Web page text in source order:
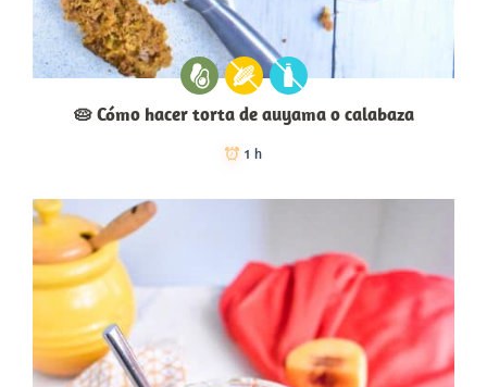
🥧 Cómo hacer torta de auyama o calabaza
1 h